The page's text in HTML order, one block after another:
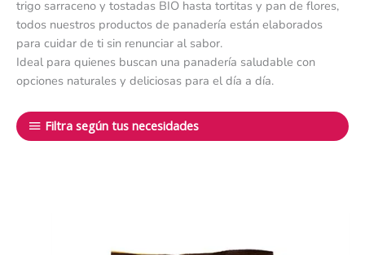
trigo sarraceno y tostadas BIO hasta tortitas y pan de flores,
todos nuestros productos de panadería están elaborados
para cuidar de ti sin renunciar al sabor.
Ideal para quienes buscan una panadería saludable con
opciones naturales y deliciosas para el día a día.
Filtra según tus necesidades